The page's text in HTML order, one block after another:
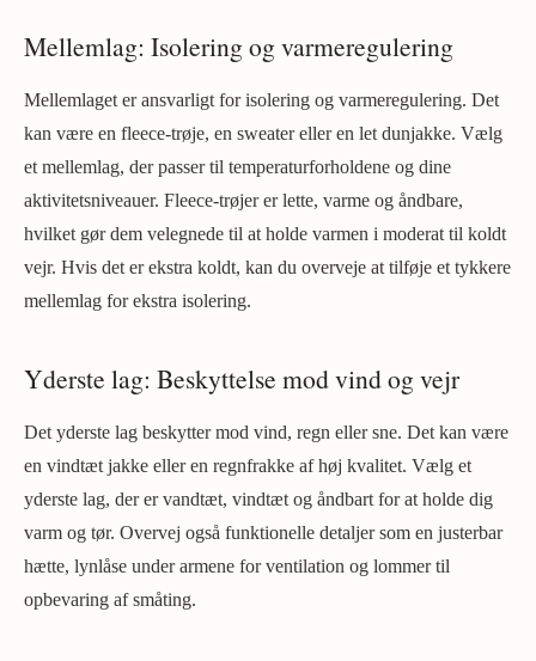
Mellemlag: Isolering og varmeregulering
Mellemlaget er ansvarligt for isolering og varmeregulering. Det
kan være en fleece-trøje, en sweater eller en let dunjakke. Vælg
et mellemlag, der passer til temperaturforholdene og dine
aktivitetsniveauer. Fleece-trøjer er lette, varme og åndbare,
hvilket gør dem velegnede til at holde varmen i moderat til koldt
vejr. Hvis det er ekstra koldt, kan du overveje at tilføje et tykkere
mellemlag for ekstra isolering.
Yderste lag: Beskyttelse mod vind og vejr
Det yderste lag beskytter mod vind, regn eller sne. Det kan være
en vindtæt jakke eller en regnfrakke af høj kvalitet. Vælg et
yderste lag, der er vandtæt, vindtæt og åndbart for at holde dig
varm og tør. Overvej også funktionelle detaljer som en justerbar
hætte, lynlåse under armene for ventilation og lommer til
opbevaring af småting.